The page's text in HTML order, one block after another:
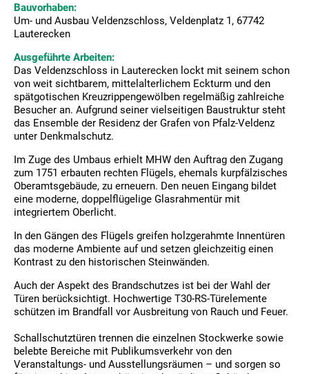
Bauvorhaben:
Um- und Ausbau Veldenzschloss, Veldenplatz 1, 67742
Lauterecken
Ausgeführte Arbeiten:
Das Veldenzschloss in Lauterecken lockt mit seinem schon
von weit sichtbarem, mittelalterlichem Eckturm und den
spätgotischen Kreuzrippengewölben regelmäßig zahlreiche
Besucher an. Aufgrund seiner vielseitigen Baustruktur steht
das Ensemble der Residenz der Grafen von Pfalz-Veldenz
unter Denkmalschutz.
Im Zuge des Umbaus erhielt MHW den Auftrag den Zugang
zum 1751 erbauten rechten Flügels, ehemals kurpfälzisches
Oberamtsgebäude, zu erneuern. Den neuen Eingang bildet
eine moderne, doppelflügelige Glasrahmentür mit
integriertem Oberlicht.
In den Gängen des Flügels greifen holzgerahmte Innentüren
das moderne Ambiente auf und setzen gleichzeitig einen
Kontrast zu den historischen Steinwänden.
Auch der Aspekt des Brandschutzes ist bei der Wahl der
Türen berücksichtigt. Hochwertige T30-RS-Türelemente
schützen im Brandfall vor Ausbreitung von Rauch und Feuer.
Schallschutztüren trennen die einzelnen Stockwerke sowie
belebte Bereiche mit Publikumsverkehr von den
Veranstaltungs- und Ausstellungsräumen – und sorgen so